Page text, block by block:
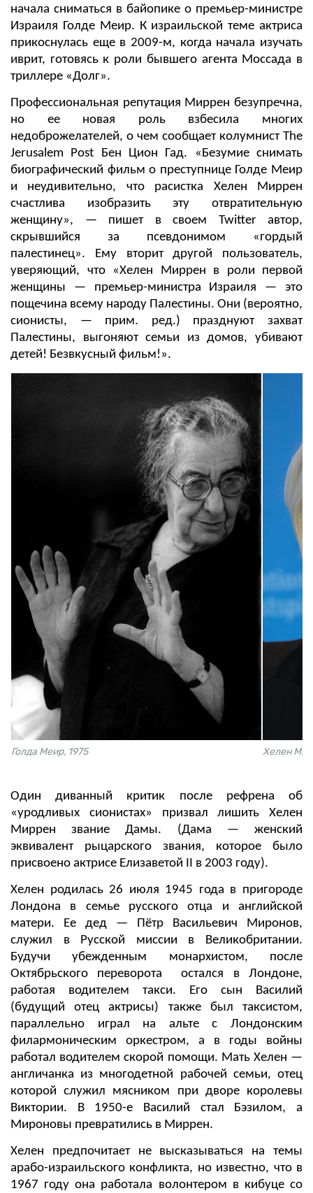
начала сниматься в байопике о премьер-министре
Израиля Голде Меир. К израильской теме актриса
прикоснулась еще в 2009-м, когда начала изучать
иврит, готовясь к роли бывшего агента Моссада в
триллере «Долг».
Профессиональная репутация Миррен безупречна,
но ее новая роль взбесила многих
недоброжелателей, о чем сообщает колумнист The
Jerusalem Post Бен Цион Гад. «Безумие снимать
биографический фильм о преступнице Голде Меир
и неудивительно, что расистка Хелен Миррен
счастлива изобразить эту отвратительную
женщину», — пишет в своем Twitter автор,
скрывшийся за псевдонимом «гордый
палестинец». Ему вторит другой пользователь,
уверяющий, что «Хелен Миррен в роли первой
женщины — премьер-министра Израиля — это
пощечина всему народу Палестины. Они (вероятно,
сионисты, — прим. ред.) празднуют захват
Палестины, выгоняют семьи из домов, убивают
детей! Безвкусный фильм!».
Голда Меир, 1975 Хелен
Один диванный критик после рефрена об
«уродливых сионистах» призвал лишить Хелен
Миррен звание Дамы. (Дама — женский
эквивалент рыцарского звания, которое было
присвоено актрисе Елизаветой II в 2003 году).
Хелен родилась 26 июля 1945 года в пригороде
Лондона в семье русского отца и английской
матери. Ее дед — Пётр Васильевич Миронов,
служил в Русской миссии в Великобритании.
Будучи убежденным монархистом, после
Октябрьского переворота остался в Лондоне,
работая водителем такси. Его сын Василий
(будущий отец актрисы) также был таксистом,
параллельно играл на альте с Лондонским
филармоническим оркестром, а в годы войны
работал водителем скорой помощи. Мать Хелен —
англичанка из многодетной рабочей семьи, отец
которой служил мясником при дворе королевы
Виктории. В 1950-е Василий стал Бэзилом, а
Мироновы превратились в Миррен.
Хелен предпочитает не высказываться на темы
арабо-израильского конфликта, но известно, что в
1967 году она работала волонтером в кибуце со